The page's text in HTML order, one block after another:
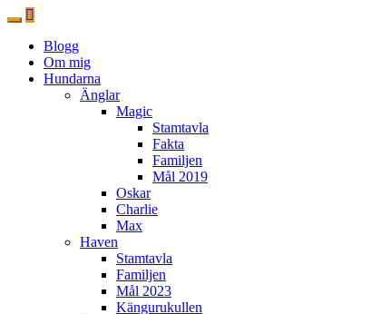
Blogg
Om mig
Hundarna
Änglar
Magic
Stamtavla
Fakta
Familjen
Mål 2019
Oskar
Charlie
Max
Haven
Stamtavla
Familjen
Mål 2023
Kängurukullen